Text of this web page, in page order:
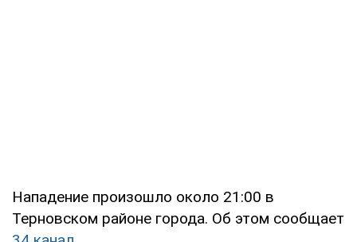
Нападение произошло около 21:00 в
Терновском районе города. Об этом сообщает